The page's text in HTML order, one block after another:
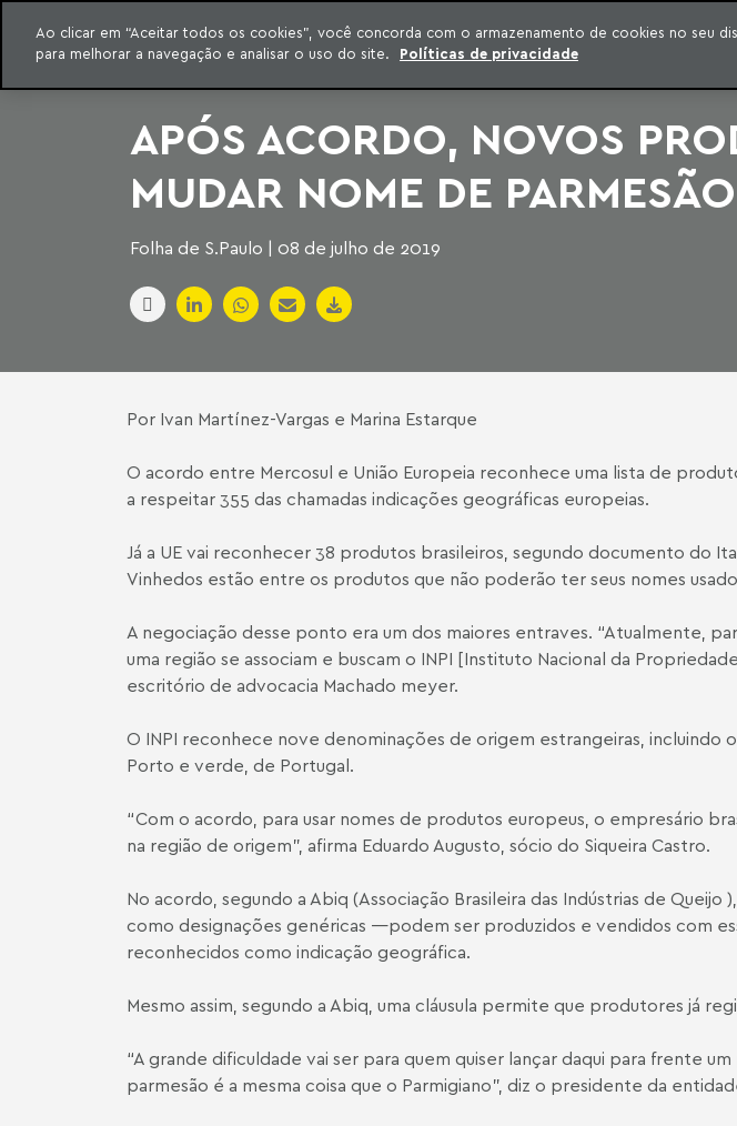
para o conteúdo
Machado Meyer
INTELIGÊNCIA JURÍDICA
CONTEÚDO EXCLUSIVO MACHADO MEYER ADVOGADOS
SÉRIES
APÓS ACORDO, NOVOS
MUDAR NOME DE
Folha de S.Paulo | 08 de julho de 2019
Por Ivan Martínez-Vargas e Marina Estarque
O acordo entre Mercosul e União Europeia reconhece uma lista de
a respeitar 355 das chamadas indicações geográficas europeias.
Já a UE vai reconhecer 38 produtos brasileiros, segundo documento do
Vinhedos estão entre os produtos que não poderão ter seus nomes
A negociação desse ponto era um dos maiores entraves. “Atualmente,
uma região se associam e buscam o INPI [Instituto Nacional da
escritório de advocacia Machado meyer.
O INPI reconhece nove denominações de origem estrangeiras,
Porto e verde, de Portugal.
“Com o acordo, para usar nomes de produtos europeus, o empresário
na região de origem”, afirma Eduardo Augusto, sócio do Siqueira Castro.
No acordo, segundo a Abiq (Associação Brasileira das Indústrias de
como designações genéricas —podem ser produzidos e vendidos com
reconhecidos como indicação geográfica.
Mesmo assim, segundo a Abiq, uma cláusula permite que produtores já
“A grande dificuldade vai ser para quem quiser lançar daqui para frente
parmesão é a mesma coisa que o Parmigiano”, diz o presidente da
Ao clicar em “Aceitar todos os cookies”, você concorda com o armazenamento de cookies no seu
para melhorar a navegação e analisar o uso do site.
Políticas de privacidade